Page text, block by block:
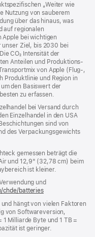
„Weiter wie
Nutzung von sauberem
über das hinaus, was
auf regionalen
Apple bei wichtigen
unser Ziel, bis 2030 bei
CO₂ Intensität der
Anteilen und Produktions­
von Apple (Flug‑,
Produktlinie und Region in
den Basiswert der
zu erfassen.
bei Versand durch
Einzelhandel in den USA
sind von
des Verpackungs­gewichts
gemessen beträgt die
und 12,9" (32,78 cm) beim
ist kleiner.
und
chde/batteries
hängt von vielen Faktoren
von Softwareversion,
1 Milliarde Byte und 1 TB =
ist geringer.